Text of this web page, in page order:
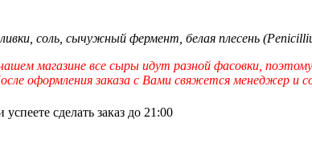
соль, сычужный фермент, белая плесень
магазине все сыры идут разной фасовки,
оформления заказа с Вами свяжется менеджер и
сделать заказ до 21:00